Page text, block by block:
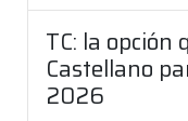
TC: la
Castellano
2026